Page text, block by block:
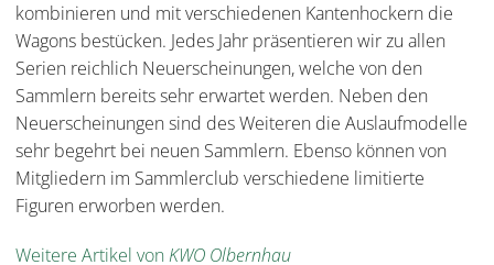
kombinieren und mit verschiedenen Kantenhockern die
Wagons bestücken. Jedes Jahr präsentieren wir zu allen
Serien reichlich Neuerscheinungen, welche von den
Sammlern bereits sehr erwartet werden. Neben den
Neuerscheinungen sind des Weiteren die Auslaufmodelle
sehr begehrt bei neuen Sammlern. Ebenso können von
Mitgliedern im Sammlerclub verschiedene limitierte
Figuren erworben werden.
Weitere Artikel vonKWO Olbernhau